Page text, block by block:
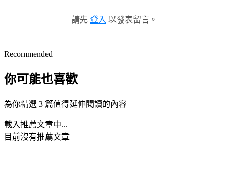
請先 登入 以發表留言。
Recommended
你可能也喜歡
為你精選 3 篇值得延伸閱讀的內容
載入推薦文章中...
目前沒有推薦文章